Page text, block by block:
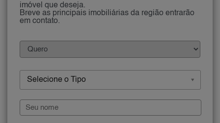
imóvel que deseja.
Breve as principais imobiliárias da região entrarão
em contato.
Selecione o Tipo